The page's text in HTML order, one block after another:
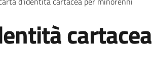
cartacea